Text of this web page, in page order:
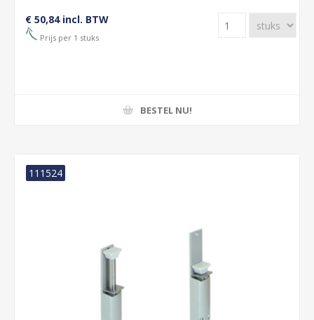
€ 50,84 incl. BTW
Prijs per 1 stuks
BESTEL NU!
111524